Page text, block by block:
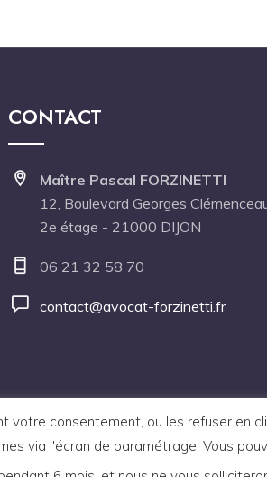
CONTACT
Maître Pascal FORZINETTI
12, Boulevard Georges
2e étage - 21000 DIJON
06 21 32 58 70
contact@avocat-forzinetti.fr
consentement, ou les refuser en
via l'écran de paramétrage. Vous